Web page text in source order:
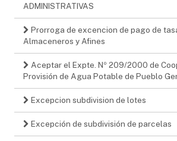
ADMINISTRATIVAS
Prorroga de excencion de pago de
Almaceneros y Afines
Aceptar el Expte. Nº 209/2000 de
Provisión de Agua Potable de Pueblo
Excepcion subdivision de lotes
Excepción de subdivisión de parcelas